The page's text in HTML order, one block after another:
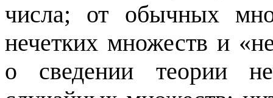
числа; от обычных
нечетких множеств и
о сведении теории